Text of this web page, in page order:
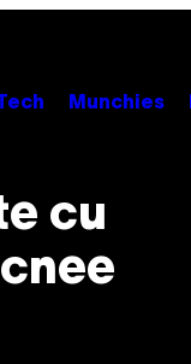
Munchies
cu